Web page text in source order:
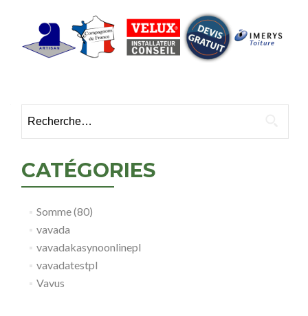
CATÉGORIES
Somme (80)
vavada
vavadakasynoonlinepl
vavadatestpl
Vavus